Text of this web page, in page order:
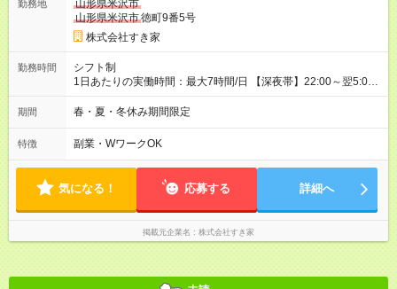
同時給）
勤務地
山形県米沢市
山形県米沢市徳町9番5号
株式会社すき家
勤務時間
シフト制
1日あたりの実働時間：最大7時間/日 【深夜帯】22:00～翌5:00
週2日～・1日2h～OK◎ ※22:00から翌5:00までは18歳以上の方
のみ勤務可能です（18歳未満の深夜業務禁止のため） ★深夜で
す。 必ず、2名以上での勤務を行いますので、安心して働けま
す。
期間 春・夏・冬休み期間限定
特徴 副業・WワークOK
気になる！ 応募する 詳細へ
掲載元企業名 株式会社すき家